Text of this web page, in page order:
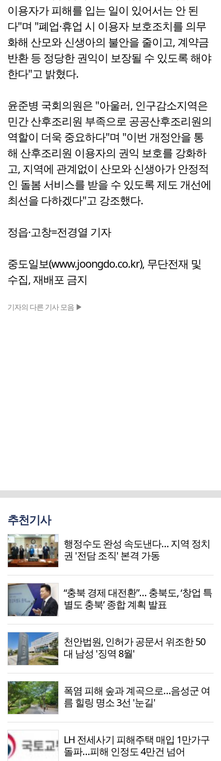
이용자가 피해를 입는 일이 있어서는 안 된
다"며 "폐업·휴업 시 이용자 보호조치를 의무
화해 산모와 신생아의 불안을 줄이고, 계약금
반환 등 정당한 권익이 보장될 수 있도록 해야
한다"고 밝혔다.
윤준병 국회의원은 "아울러, 인구감소지역은
민간 산후조리원 부족으로 공공산후조리원의
역할이 더욱 중요하다"며 "이번 개정안을 통
해 산후조리원 이용자의 권익 보호를 강화하
고, 지역에 관계없이 산모와 신생아가 안정적
인 돌봄 서비스를 받을 수 있도록 제도 개선에
최선을 다하겠다"고 강조했다.
정읍·고창=전경열 기자
중도일보(www.joongdo.co.kr), 무단전재 및
수집, 재배포 금지
기자의 다른 기사 모음 ▶
추천기사
행정수도 완성 속도낸다… 지역 정치
권 '전담 조직' 본격 가동
“충북 경제 대전환”… 충북도, ‘창업 특
별도 충북’ 종합 계획 발표
천안법원, 인허가 공문서 위조한 50
대 남성 '징역 8월'
폭염 피해 숲과 계곡으로…음성군 여
름 힐링 명소 3선 '눈길'
LH 전세사기 피해주택 매입 1만가구
돌파…피해 인정도 4만건 넘어